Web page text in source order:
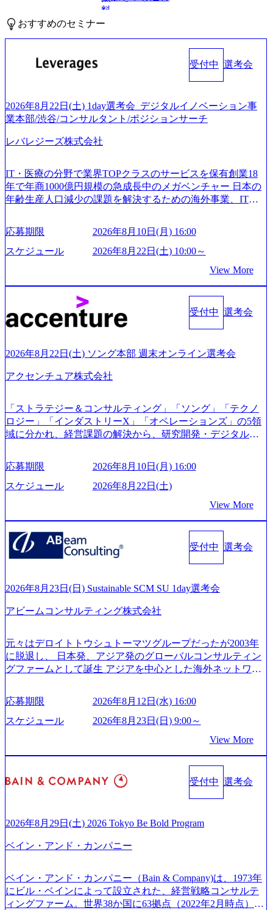
料
おすすめのセミナー
受付中 選考会
2026年8月22日(土) 1day選考会_デジタルイノベーション事
業本部/渋谷/コンサルタント/ポジションサーチ
レバレジーズ株式会社
IT・医療の分野で業界TOPクラスのサービスを保有創業18
年で年商1000億円規模の急成長中のメガベンチャー 日本の
年齢生産人口減少の課題を解決するための海外事業、IT事
以上の事業を展開する オールインハウスの組織体制をとっ
ており社内で新しい事業開発などの人員調達できる 独立資
本経営をとっており、事業創造の自由度が高い https://storag
s/20240925162633_7242d0de-3e54-4f03-b076-00318d5c0dff_120
0x644.webp レバレジーズ株式会社 会社説明資料 (https://spea
kerdeck.com/leverages/leverages-hui-she-shao-jie-zi-liao-zhong-tu-
cai-yong-xiang-ke) 「働く人」「事業・サービス」「カルチャ
ー」など、レバレジーズのリアルを取り上げています！ (htt
「外国人留学生等受入環境整備事業委託業務」を受託 (http
s://prtimes.jp/main/html/rd/p/000000612.000010591.html) レバレ
ジーズ、モチベーション管理システム「NALYSYS」リリー
m/@leveragesCh) レバレジーズで活躍するメンバー紹介！〜
管理職種編 〜 (https://www.youtube.com/watch?v=RETwZKac2
UI) レバレジーズで活躍するメンバー紹介！〜 営業職種編
来黒字を維持し、急成長中でありながら安定した事業を展
円を目指す日本にもなかなかないメガベンチャー。創業か
ら黒字経営。年間130%成長 https://storage.googleapis.com/our-
527843-d227-4df8-b86c-5587f843fdf6_1200x471.webp https://stor
age.googleapis.com/our-vision-production.appspot.com/public/imag
es/20251030164946_dc0888f6-0539-4887-84d7-34c8d8544226_1
200x666.webp 年間100億円規模の投資の元、10以上もの新規
能 社内転職が活発であり、多様なスキルを1社で身に着ける
ことが可能 事業開発・運用を内包かする「オールインハウ
ス」型の組織体。社内スカウトや社内公募制度を用いて主
165942_70f09968-1b27-43e6-b849-1cd107c4f488_1200x698.web
p ## 働き方／WLB／待遇 内装8億円超のかっこいいオフィ
スがあり、 働き甲斐のあるランキング、新卒注目ランキン
ため事業創造の自由度が高く、赤字事業でも投資して長期
的な成長を若手に任せられる環境 対面でのコミュニケーシ
ョンメリットを重視するため出社勤務。1日の労働時間平均
9.2時間、有休消化率81%(2024年度の年間データ、エンジニ
ア組織） 2026年8月22日(土) 10:00～最長16:00 2026年8月10
日(月) 16:00 ※応募者が定員を上回る場合は、厳正なる審査
の上参加者を決定させていただきます。ご了承ください。
● 当日の流れ 受付 → 会社説明会 → 面接(会社説明会終了
後、随時ご案内) ※全てリモートにて実施します。 ※参加
通常の選考フローと異なり、事前に適性検査をご受検いた
ションサーチになります。 ご経験やスキル、そして適性や
きます。 ※本求人はレバテック株式会社の雇用となりま
す。 ※案件によっては客先に出向いての作業も発生しま
す。 ＜ITコンサルタント＞ Webアプリケーション、SaaS系
応募期限
2026年8月10日(月) 16:00
スケジュール
2026年8月22日(土) 10:00～
View More
受付中 選考会
2026年8月22日(土) ソング本部 週末オンライン選考会
アクセンチュア株式会社
「ストラテジー＆コンサルティング」「ソング」「テクノ
ロジー」「インダストリーX」「オペレーションズ」の5領
域に分かれ、経営課題の解決から、研究開発・デジタル・
グ領域からその実行的側面であるITサービスの提供まで一
貫して支援する総合系・IT系ファームである あらゆる産業
において非常に良質な顧客基盤を築いており、Fortune Globa
手掛けたプロジェクトは「ファーストリテイリングにおけ
るグローバル化」「資生堂グループのDX化支援」「ヴィヴ
ィアン・ウエストウッドの製品開発」など多岐にわたる コ
ンサルティング活動のみならず、2021年にはKDDIと合弁会
社「ARISE analytics」を設立し、人工知能とデータアナリテ
ジタル人材育成の支援も盛んに行う 採用資料 (https://www.ac
2/Accenture-Recruiting-Brochure.pdf#zoom=50) 女性の活躍につ
rs/corporate/document/women-brochure.pdf#zoom=50) 社員発信
のキャリアブログ (https://www.accenture.com/jp-ja/blogs/japan-
careers-blog) 江川社長が語る「105点経営」 (https://business.ni
kkei.com/atcl/gen/19/00604/021600008/) 規模拡大で成功する理
6218) 大手広告代理店出身者などマーケティングのトップ人
材が集結するワケ (https://markezine.jp/article/detail/45446) エン
ジニアからコンサルタントへ。会社に入って、何が変わっ
た？ (https://www.businessinsider.jp/post-288838) プラダ：ラグ
ジュアリー製品のパーソナライゼーション (https://www.acce
nture.com/jp-ja/case-studies/song/prada-luxury-product-customizati
on) 大正製薬：ITカーブアウト支援 (https://www.accenture.co
m/jp-ja/case-studies/consulting/taisho-pharmaceutical)（ストラテ
ジー & コンサルティング） ソフトバンク：初のオンライン
s://www.accenture.com/jp-ja/case-studies/communications-media/so
する「保安ネット」を構築。省庁DXの先進事例を実現 (http
ry-safety-network)（公共サービス） カルビー：SAP HANAの
導入で基幹システムを刷新 (https://www.accenture.com/jp-ja/ca
se-studies/consumer-goods-services/calbee)（消費財・サービ
応募期限
2026年8月10日(月) 16:00
スケジュール
2026年8月22日(土)
View More
受付中 選考会
2026年8月23日(日) Sustainable SCM SU 1day選考会
アビームコンサルティング株式会社
元々はデロイトトウシュトーマツグループだったが2003年
に脱退し、 日本発、アジア発のグローバルコンサルティン
グファームとして誕生 アジアを中心とした海外ネットワー
供している日系最大級の総合コンサルティングファーム
『Build Beyond As One ®.』をブランドメッセージに掲げ、
企業や組織の変革を通じて社会や産業の課題を解決し、未
確実な実現と社会的価値及び経済的価値の追求にも貢献 NE
Cとの戦略的資本提携も実現して、現在はNECのグループ会
社であり、戦略、業務改革、IT、組織・人事、アウトソー
シングなどの専門知識と、豊富な経験を持つ約6,000名を超
えるプロフェッショナルを有する 金融、製造、流通、エネ
トとしている SAP領域においては日本市場No.1を誇り、全
定コンサルタント資格を取得している また、日本国内企業
資格も保有、さまざまな業界・業種でのプロジェクト実績
と蓄積されたノウハウを基に独自の方法論やテンプレート
を開発し、それらを活用してお客様に最適なSAPコンサル
応募期限
2026年8月12日(水) 16:00
スケジュール
2026年8月23日(日) 9:00～
View More
受付中 選考会
2026年8月29日(土) 2026 Tokyo Be Bold Program
ベイン・アンド・カンパニー
ベイン・アンド・カンパニー（Bain & Company)は、1973年
にビル・ベインによって設立された、経営戦略コンサルテ
ィングファーム。世界38か国に63拠点（2022年2月時点）、